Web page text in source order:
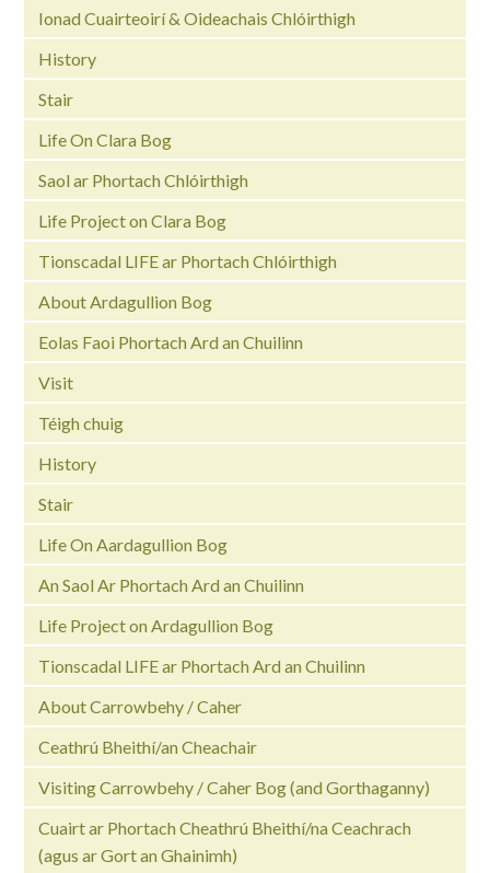
Ionad Cuairteoirí & Oideachais Chlóirthigh
History
Stair
Life On Clara Bog
Saol ar Phortach Chlóirthigh
Life Project on Clara Bog
Tionscadal LIFE ar Phortach Chlóirthigh
About Ardagullion Bog
Eolas Faoi Phortach Ard an Chuilinn
Visit
Téigh chuig
History
Stair
Life On Aardagullion Bog
An Saol Ar Phortach Ard an Chuilinn
Life Project on Ardagullion Bog
Tionscadal LIFE ar Phortach Ard an Chuilinn
About Carrowbehy / Caher
Ceathrú Bheithí/an Cheachair
Visiting Carrowbehy / Caher Bog (and Gorthaganny)
Cuairt ar Phortach Cheathrú Bheithí/na Ceachrach
(agus ar Gort an Ghainimh)